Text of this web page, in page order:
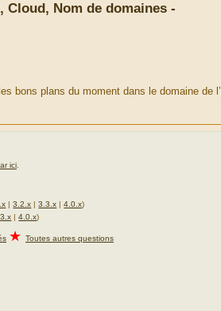
Cloud, Nom de domaines -
bons plans du moment dans le domaine de l’
ici
|3.2.x |3.3.x |4.0.x)
|4.0.x)
★ Toutes autres questions